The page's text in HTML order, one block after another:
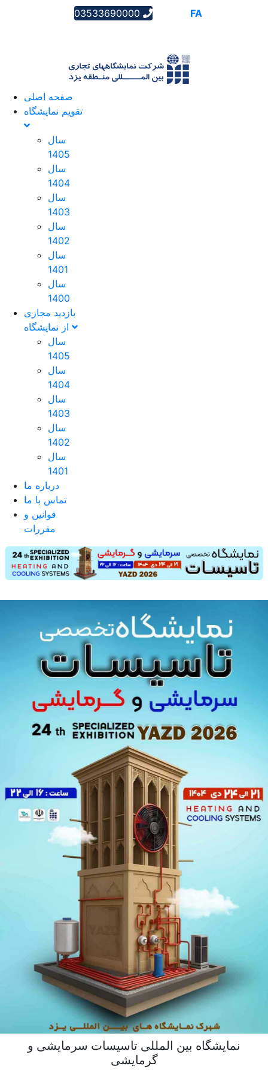
03533690000 FA
صفحه اصلی
تقویم نمایشگاه
سال
1405
سال
1404
سال
1403
سال
1402
سال
1401
سال
1400
بازدید مجازی
سال
1405
سال
1404
سال
1403
سال
1402
سال
1401
درباره ما
تماس با ما
قوانین و
مقررات
نمایشگاه بین المللی تاسیسات سرمایشی و
گرمایشی